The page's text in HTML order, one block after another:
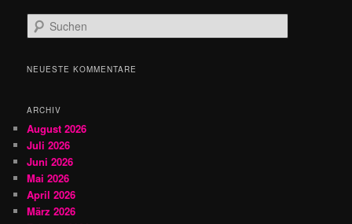
u
h
NEUESTE KOMMENTARE
ARCHIV
August 2026
Juli 2026
Juni 2026
Mai 2026
April 2026
März 2026